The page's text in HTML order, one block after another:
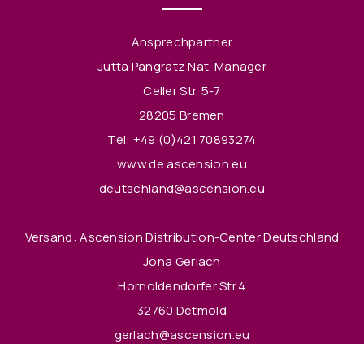
Ansprechpartner
Jutta Pangratz Nat. Manager
Celler Str. 5-7
28205 Bremen
Tel: +49 (0)421 70893274
www.de.ascension.eu
deutschland@ascension.eu
Versand: Ascension Distribution-Center Deutschland
Jona Gerlach
Hornoldendorfer Str.4
32760 Detmold
gerlach@ascension.eu